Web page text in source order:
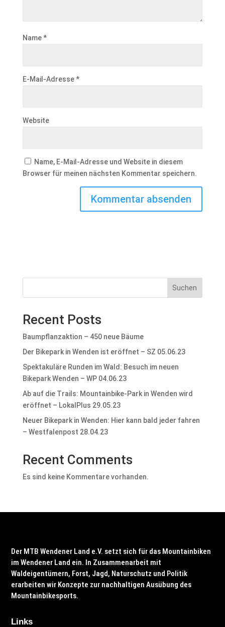
Name*
E-Mail-Adresse*
Website
Name, E-Mail-Adresse und Website in diesem
Browser für meinen nächsten Kommentar speichern.
Suchen
Recent Posts
Baumpflanzaktion – 450 neue Bäume
Der Bikepark in Wenden ist eröffnet – SZ 05.06.23
Spektakuläre Runden im Wald: Besuch im neuen
Bikepark Wenden – WP 04.06.23
Ab auf die Trails: Mountainbike-Park in Wenden wird
eröffnet – LokalPlus 29.05.23
Neuer Bikepark in Wenden: Hier kann bald jeder fahren
– Westfalenpost 28.04.23
Recent Comments
Es sind keine Kommentare vorhanden.
Der MTB Wendener Land e.V. setzt sich für das Mountainbiken
im Wendener Land ein. In Zusammenarbeit mit
Waldeigentümern, Forst, Jagd, Naturschutz und Politik
erarbeiten wir Konzepte zur nachhaltigen Ausübung des
Mountainbikesports.
Links